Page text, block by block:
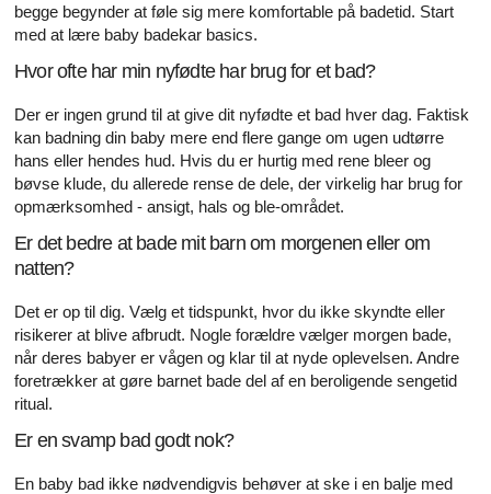
begge begynder at føle sig mere komfortable på badetid. Start
med at lære baby badekar basics.
Hvor ofte har min nyfødte har brug for et bad?
Der er ingen grund til at give dit nyfødte et bad hver dag. Faktisk
kan badning din baby mere end flere gange om ugen udtørre
hans eller hendes hud. Hvis du er hurtig med rene bleer og
bøvse klude, du allerede rense de dele, der virkelig har brug for
opmærksomhed - ansigt, hals og ble-området.
Er det bedre at bade mit barn om morgenen eller om
natten?
Det er op til dig. Vælg et tidspunkt, hvor du ikke skyndte eller
risikerer at blive afbrudt. Nogle forældre vælger morgen bade,
når deres babyer er vågen og klar til at nyde oplevelsen. Andre
foretrækker at gøre barnet bade del af en beroligende sengetid
ritual.
Er en svamp bad godt nok?
En baby bad ikke nødvendigvis behøver at ske i en balje med